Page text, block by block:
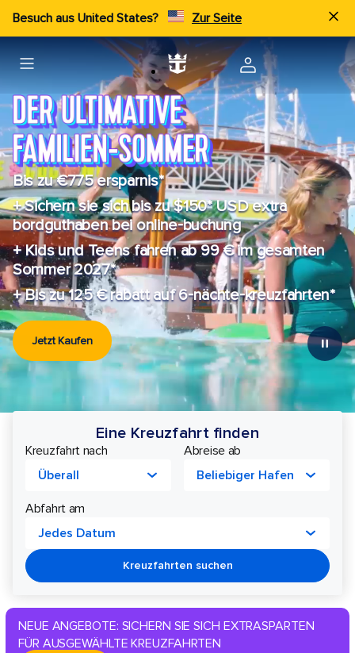
Besuch aus United States? Zur Seite
Bis zu €775 ersparnis*
+ Sichern sie sich bis zu $150* USD extra
bordguthaben bei online-buchung
+ Kids und Teens fahren ab 99 € im gesamten
Sommer 2027*
+ Bis zu 125 € rabatt auf 6-nächte-kreuzfahrten*
Jetzt Kaufen
Eine Kreuzfahrt finden
Abfahrt am
Jedes Datum
Kreuzfahrt nach
Überall
Abreise ab
Beliebiger Hafen
Kreuzfahrten suchen
NEUE ANGEBOTE: SICHERN SIE SICH EXTRASPARTEN
FÜR AUSGEWÄHLTE KREUZFAHRTEN